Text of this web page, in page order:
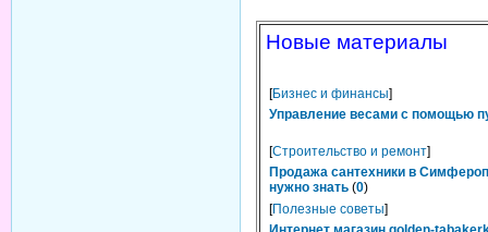
Новые материалы
[Бизнес и финансы]
Управление весами с помощью
[Строительство и ремонт]
Продажа сантехники в
нужно знать (0)
[Полезные советы]